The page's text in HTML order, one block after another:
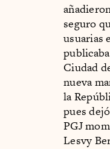
seguro
usuarias
Ciudad
nueva
la
pues
PGJ
Lesvy